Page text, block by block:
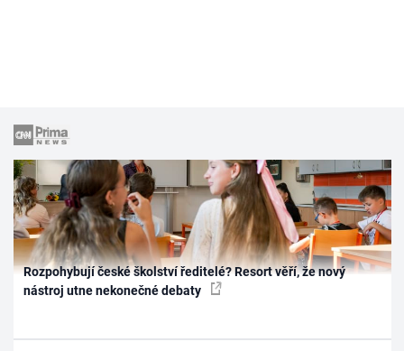
Rozpohybují české školství ředitelé? Resort věří, že nový
nástroj utne nekonečné debaty